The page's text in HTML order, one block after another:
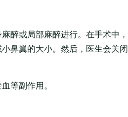
醉或局部麻醉进行。在手术中，
鼻翼的大小。然后，医生会关闭
等副作用。